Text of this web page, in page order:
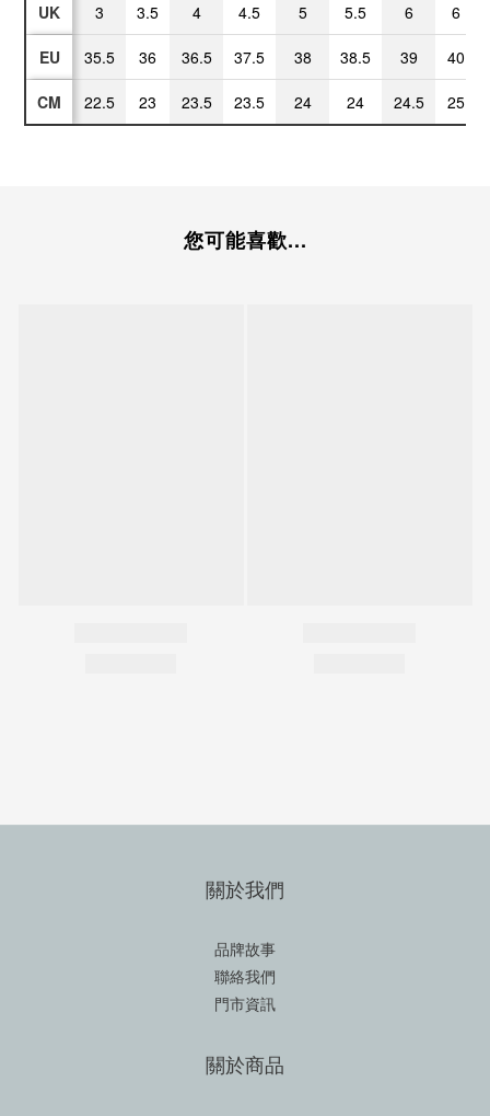
UK 3 3.5 4 4.5 5 5.5 6 6
EU 35.5 36 36.5 37.5 38 38.5 39 40
CM 22.5 23 23.5 23.5 24 24 24.5 25
您可能喜歡...
關於我們
品牌故事
聯絡我們
門市資訊
關於商品